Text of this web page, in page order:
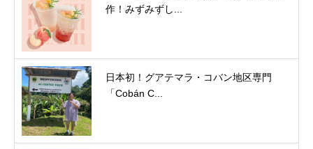
作！みずみずし...
日本初！グアテマラ・コバン地区専門
「Cobán C...